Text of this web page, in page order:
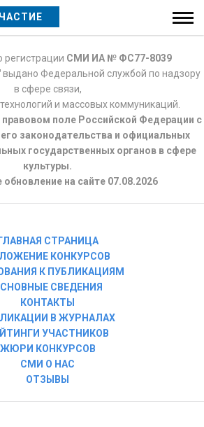
регистрации СМИ ИА № ФС77-8039
выдано Федеральной службой по надзору
в сфере связи,
и массовых коммуникаций.
правовом поле Российской Федерации с
законодательства и официальных
государственных органов в сфере
культуры.
обновление на сайте 07.08.2026
ГЛАВНАЯ СТРАНИЦА
КОНКУРСОВ
К ПУБЛИКАЦИЯМ
СВЕДЕНИЯ
КОНТАКТЫ
В ЖУРНАЛАХ
УЧАСТНИКОВ
ЖЮРИ КОНКУРСОВ
СМИ О НАС
ОТЗЫВЫ